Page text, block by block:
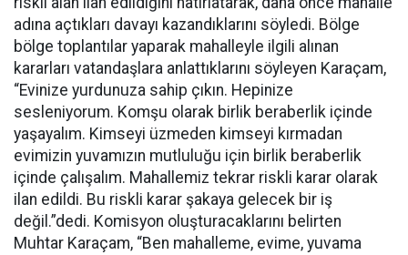
adına açtıkları davayı kazandıklarını söyledi. Bölge
bölge toplantılar yaparak mahalleyle ilgili alınan
kararları vatandaşlara anlattıklarını söyleyen Karaçam,
“Evinize yurdunuza sahip çıkın. Hepinize
sesleniyorum. Komşu olarak birlik beraberlik içinde
yaşayalım. Kimseyi üzmeden kimseyi kırmadan
evimizin yuvamızın mutluluğu için birlik beraberlik
içinde çalışalım. Mahallemiz tekrar riskli karar olarak
ilan edildi. Bu riskli karar şakaya gelecek bir iş
değil.”dedi. Komisyon oluşturacaklarını belirten
Muhtar Karaçam, “Ben mahalleme, evime, yuvama